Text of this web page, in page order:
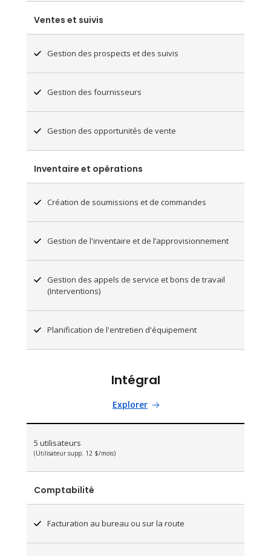
Ventes et suivis
Gestion des prospects et des suivis
Gestion des fournisseurs
Gestion des opportunités de vente
Inventaire et opérations
Création de soumissions et de commandes
Gestion de l'inventaire et de l’approvisionnement
Gestion des appels de service et bons de travail
(Interventions)
Planification de l'entretien d'équipement
Intégral
Explorer
5 utilisateurs
(Utilisateur supp. 12 $/mois)
Comptabilité
Facturation au bureau ou sur la route